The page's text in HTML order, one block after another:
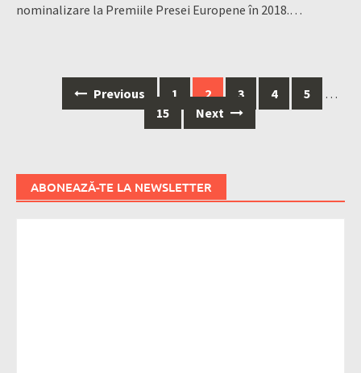
nominalizare la Premiile Presei Europene în 2018.…
navigation
Previous 1 2 3 4 5
…
15
Next
ABONEAZĂ-TE LA NEWSLETTER